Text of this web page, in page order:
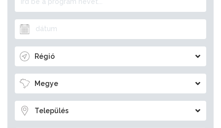
Régió
Megye
Település